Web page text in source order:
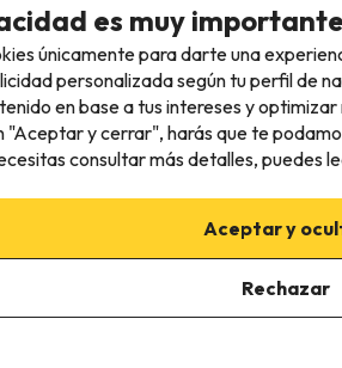
WC
Amenities
Ducha o bañera
Baño privado
Bidet
es muy importante
únicamente para darte una
personalizada según tu perfil de
en base a tus intereses y
"Aceptar y cerrar", harás que te
consultar más detalles, puedes
Aceptar y
Rechazar